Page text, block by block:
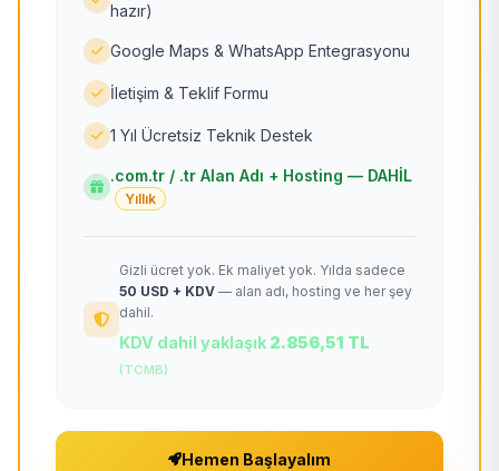
hazır)
Google Maps & WhatsApp Entegrasyonu
İletişim & Teklif Formu
1 Yıl Ücretsiz Teknik Destek
.com.tr / .tr Alan Adı + Hosting — DAHİL
Yıllık
Gizli ücret yok. Ek maliyet yok. Yılda sadece
50 USD + KDV — alan adı, hosting ve her şey
dahil.
KDV dahil yaklaşık 2.856,51 TL
(TCMB)
Hemen Başlayalım